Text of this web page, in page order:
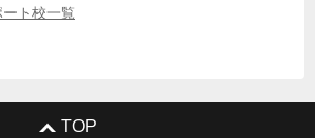
ト校一覧
TOP